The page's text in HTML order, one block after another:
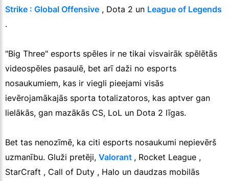
Strike : Global Offensive , Dota 2 un League of Legends
.
"Big Three" esports spēles ir ne tikai visvairāk spēlētās
videospēles pasaulē, bet arī daži no esports
nosaukumiem, kas ir viegli pieejami visās
ievērojamākajās sporta totalizatoros, kas aptver gan
lielākās, gan mazākās CS, LoL un Dota 2 līgas.
Bet tas nenozīmē, ka citi esports nosaukumi nepievērš
uzmanību. Gluži pretēji, Valorant , Rocket League ,
StarCraft , Call of Duty , Halo un daudzas mobilās